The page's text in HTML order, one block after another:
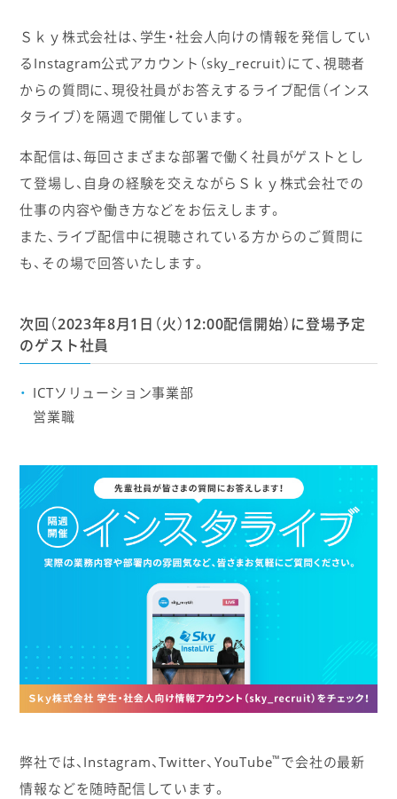
Ｓｋｙ株式会社は、学生・社会人向けの情報を発信してい
るInstagram公式アカウント（sky_recruit）にて、視聴者
からの質問に、現役社員がお答えするライブ配信（インス
タライブ）を隔週で開催しています。
本配信は、毎回さまざまな部署で働く社員がゲストとし
て登場し、自身の経験を交えながらＳｋｙ株式会社での
仕事の内容や働き方などをお伝えします。
また、ライブ配信中に視聴されている方からのご質問に
も、その場で回答いたします。
次回（2023年8月1日（火）12:00配信開始）に登場予定
のゲスト社員
ICTソリューション事業部
営業職
弊社では、Instagram、Twitter、YouTube™ で会社の最新
情報などを随時配信しています。